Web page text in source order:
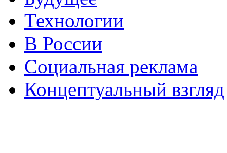
Технологии
В России
Социальная реклама
Концептуальный взгляд